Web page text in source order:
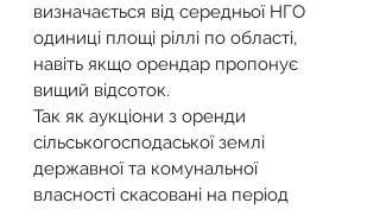
визначається від середньої НГО
одиниці площі ріллі по області,
навіть якщо орендар пропонує
вищий відсоток.
Так як аукціони з оренди
сільськогосподаської землі
державної та комунальної
власності скасовані на період